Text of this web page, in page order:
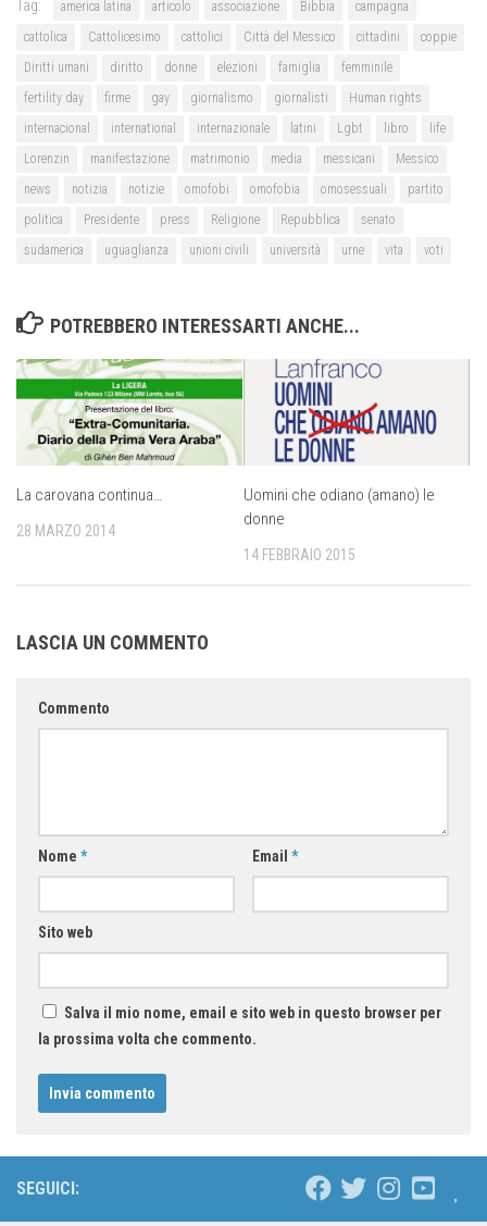
Tag: america latina articolo associazione Bibbia
campagna
cattolica
Cattolicesimo cattolici Città del Messico cittadini
coppie
Diritti umani
diritto donne elezioni famiglia
femminile
fertility day
firme gay giornalismo giornalisti
Human rights
internacional
international internazionale latini Lgbt libro
life
Lorenzin
manifestazione matrimonio media messicani
Messico
news
notizia notizie omofobi omofobia omosessuali
partito
politica
Presidente press Religione Repubblica
senato
sudamerica
uguaglianza unioni civili università urne vita voti
POTREBBERO INTERESSARTI ANCHE...
La carovana continua…
28 MARZO 2014
Uomini che odiano (amano) le
donne
14 FEBBRAIO 2015
LASCIA UN COMMENTO
Commento
Nome * Email *
Sito web
Salva il mio nome, email e sito web in questo browser per
la prossima volta che commento.
SEGUICI: